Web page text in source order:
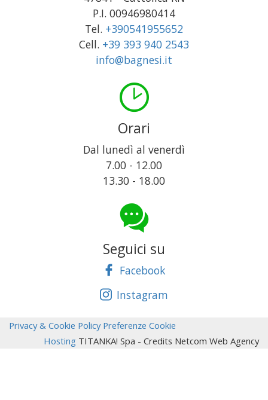
P.I. 00946980414
Tel. +390541955652
Cell. +39 393 940 2543
info@bagnesi.it
Orari
Dal lunedì al venerdì
7.00 - 12.00
13.30 - 18.00
Seguici su
Facebook
Instagram
Privacy & Cookie Policy Preferenze Cookie
Hosting TITANKA! Spa - Credits Netcom Web Agency